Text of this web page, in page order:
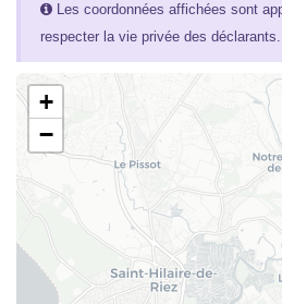
Les coordonnées affichées sont
respecter la vie privée des déclarants.
+
−